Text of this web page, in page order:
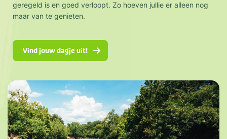
geregeld is en goed verloopt. Zo hoeven jullie er alleen nog
maar van te genieten.
Vind jouw dagje uit!